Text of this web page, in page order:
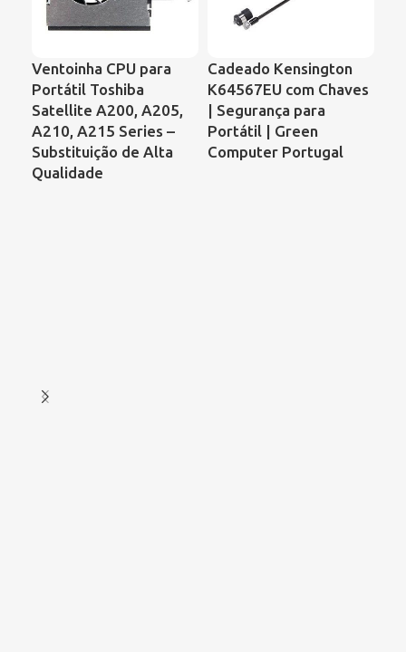
Ventoinha CPU para
Portátil Toshiba
Satellite A200, A205,
A210, A215 Series –
Substituição de Alta
Qualidade
Cadeado Kensington
K64567EU com Chaves
| Segurança para
Portátil | Green
Computer Portugal